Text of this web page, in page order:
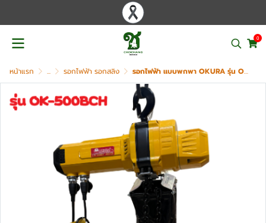
0
หน้าแรก ... รอกไฟฟ้า รอกสลิง รอกไฟฟ้า แบบพกพา OKURA รุ่น OK-500BCH